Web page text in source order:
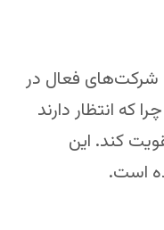
شرکت‌های فعال در
که انتظار دارند
کند. این
است.